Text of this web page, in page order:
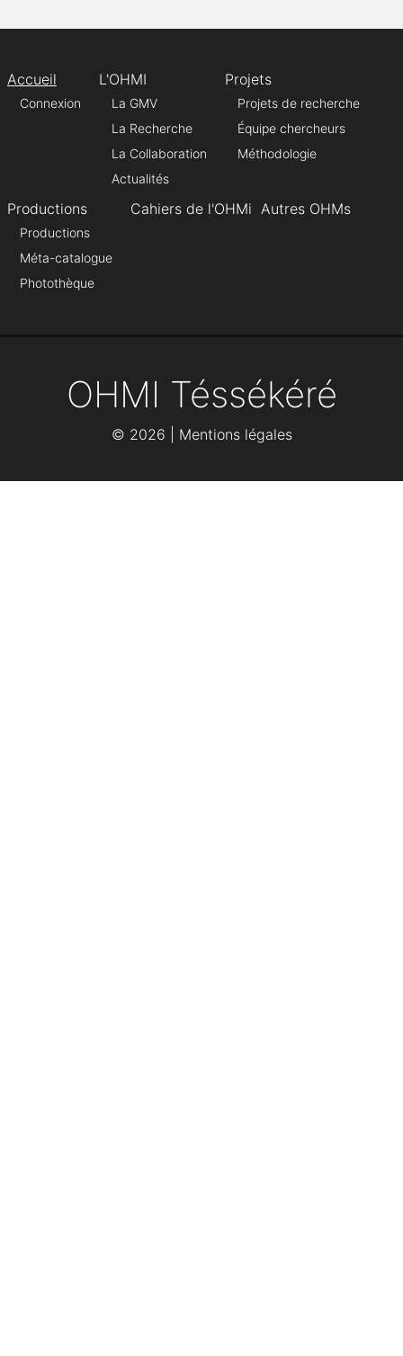
Accueil
Connexion
L'OHMI
La GMV
La Recherche
La Collaboration
Actualités
Projets
Projets de recherche
Équipe chercheurs
Méthodologie
Productions
Productions
Méta-catalogue
Photothèque
Cahiers de l'OHMi Autres OHMs
OHMI Téssékéré
© 2026 | Mentions légales